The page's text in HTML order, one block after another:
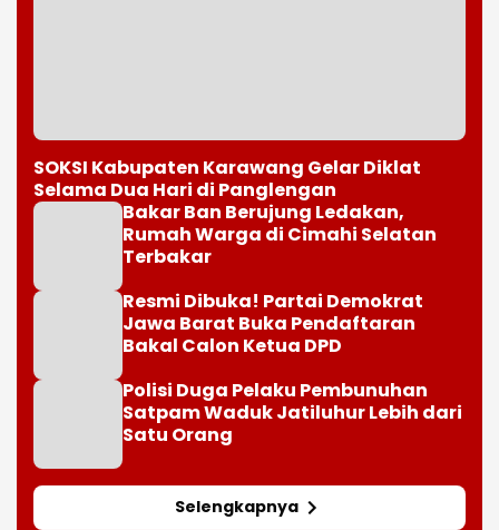
SOKSI Kabupaten Karawang Gelar Diklat
Selama Dua Hari di Panglengan
Bakar Ban Berujung Ledakan,
Rumah Warga di Cimahi Selatan
Terbakar
Resmi Dibuka! Partai Demokrat
Jawa Barat Buka Pendaftaran
Bakal Calon Ketua DPD
Polisi Duga Pelaku Pembunuhan
Satpam Waduk Jatiluhur Lebih dari
Satu Orang
Selengkapnya